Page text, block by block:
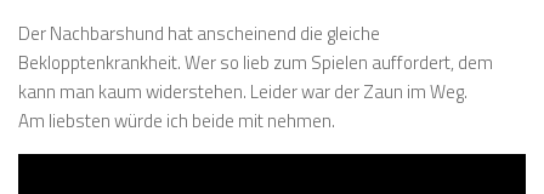
Der Nachbarshund hat anscheinend die gleiche
Beklopptenkrankheit. Wer so lieb zum Spielen auffordert, dem
kann man kaum widerstehen. Leider war der Zaun im Weg.
Am liebsten würde ich beide mit nehmen.